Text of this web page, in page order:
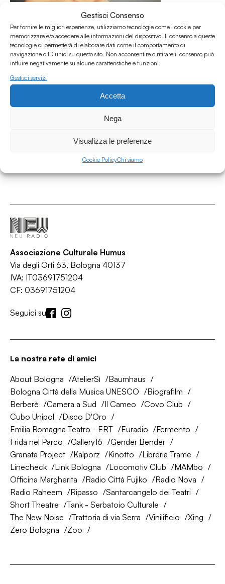
Gestisci Consenso
Per fornire le migliori esperienze, utilizziamo tecnologie come i cookie per
memorizzare e/o accedere alle informazioni del dispositivo. Il consenso a queste
tecnologie ci permetterà di elaborare dati come il comportamento di
navigazione o ID unici su questo sito. Non acconsentire o ritirare il consenso può
influire negativamente su alcune caratteristiche e funzioni.
Gestisci servizi
Accetta
Nega
Visualizza le preferenze
Cookie PolicyChi siamo
17.05.2026
Paradisco #63 w/ La Betta & Banderas
Associazione Culturale Humus
Via degli Orti 63, Bologna 40137
IVA: IT03691751204
CF: 03691751204
Seguici su
La nostra rete di amici
About Bologna AtelierSì
Baumhaus
Bologna Città della Musica UNESCO
Biografilm
Berberè
Camera a Sud Il Cameo
Covo Club
Cubo Unipol
Disco D'Oro
Emilia Romagna Teatro - ERT
Euradio
Fermento
Frida nel Parco
Gallery16
Gender Bender
Granata Project
Kalporz Kinotto
Libreria Trame
Linecheck
Link Bologna Locomotiv Club
MAMbo
Officina Margherita
Radio Città Fujiko
Radio Nova
Radio Raheem
Ripasso
Santarcangelo dei Teatri
Short Theatre
Tank - Serbatoio Culturale
The New Noise
Trattoria di via Serra Vinilificio
Xing
Zero Bologna
Zoo